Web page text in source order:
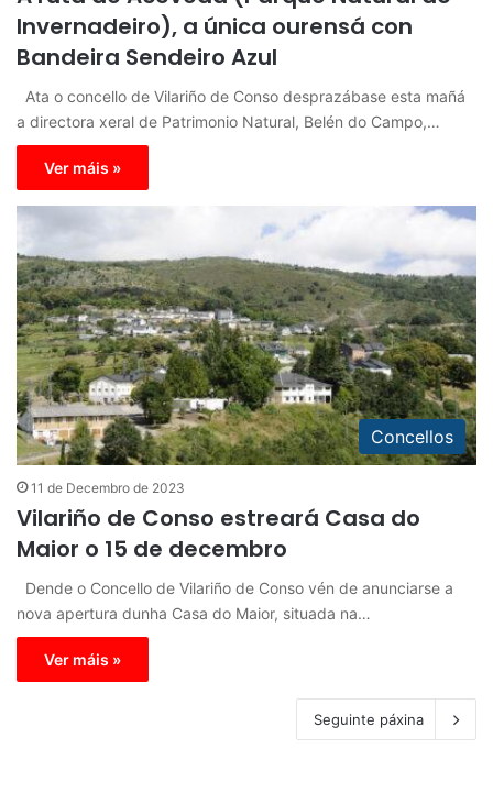
Invernadeiro), a única ourensá con
Bandeira Sendeiro Azul
Ata o concello de Vilariño de Conso desprazábase esta mañá
a directora xeral de Patrimonio Natural, Belén do Campo,…
Ver máis »
Concellos
11 de Decembro de 2023
Vilariño de Conso estreará Casa do
Maior o 15 de decembro
Dende o Concello de Vilariño de Conso vén de anunciarse a
nova apertura dunha Casa do Maior, situada na…
Ver máis »
Seguinte páxina